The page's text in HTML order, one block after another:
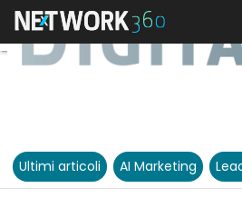
Ultimi articoli AI Marketing